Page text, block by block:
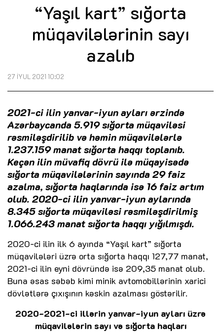
“Yaşıl kart” sığorta
müqavilələrinin sayı
azalıb
27 İYUL 2021 10:02
2021-ci ilin yanvar-iyun ayları ərzində
Azərbaycanda 5.919 sığorta müqaviləsi
rəsmiləşdirilib və həmin müqavilələrlə
1.237.159 manat sığorta haqqı toplanıb.
Keçən ilin müvafiq dövrü ilə müqayisədə
sığorta müqavilələrinin sayında 29 faiz
azalma, sığorta haqlarında isə 16 faiz artım
olub. 2020-ci ilin yanvar-iyun aylarında
8.345 sığorta müqaviləsi rəsmiləşdirilmiş
1.066.243 manat sığorta haqqı yığılmışdı.
2020-ci ilin ilk 6 ayında “Yaşıl kart” sığorta
müqavilələri üzrə orta sığorta haqqı 127,77 manat,
2021-ci ilin eyni dövründə isə 209,35 manat olub.
Buna əsas səbəb kimi minik avtomobillərinin xarici
dövlətlərə çıxışının kəskin azalması göstərilir.
2020-2021-ci illərin yanvar-iyun ayları üzrə
müqavilələrin sayı və sığorta haqları